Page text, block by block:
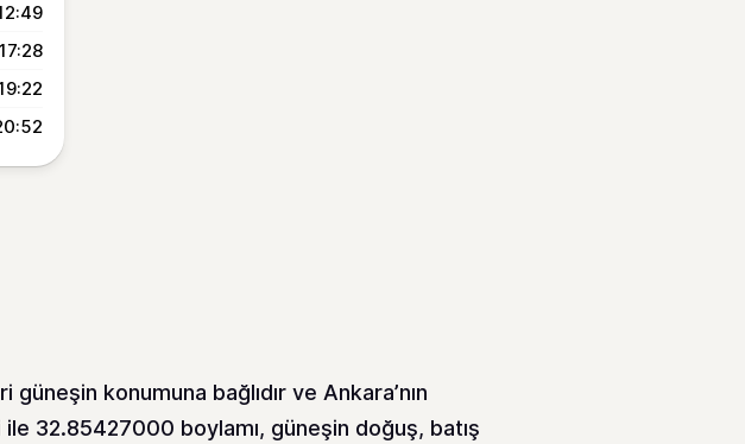
17:28
konumuna bağlıdır ve Ankara’nın
32.85427000 boylamı, güneşin doğuş, batış